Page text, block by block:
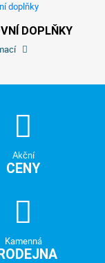
DOPLŇKY
Akční
CENY
Kamenná